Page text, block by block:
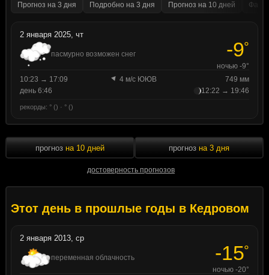
Прогноз на 3 дня Подробно на 3 дня Прогноз на 10 дней
2 января 2025, чт
пасмурно возможен снег -9°
ночью -9°
10:23 → 17:09
4 м/с ЮЮВ
749 мм
день 6:46
12:22 → 19:46
рекорды: ° () · ° ()
прогноз на 10 дней
достоверность прогнозов
прогноз на 3 дня
Этот день в прошлые годы в Кедровом
2 января 2013, ср
переменная облачность -15°
ночью -20°